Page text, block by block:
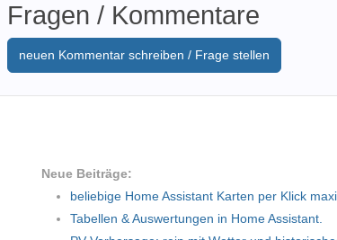
Fragen / Kommentare
neuen Kommentar schreiben / Frage stellen
Neue Beiträge:
beliebige Home Assistant Karten per Klick
Tabellen & Auswertungen in Home Assistant.